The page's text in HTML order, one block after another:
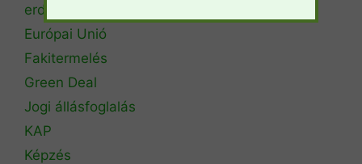
erdőtűz
Európai Unió
Fakitermelés
Green Deal
Jogi állásfoglalás
KAP
Képzés